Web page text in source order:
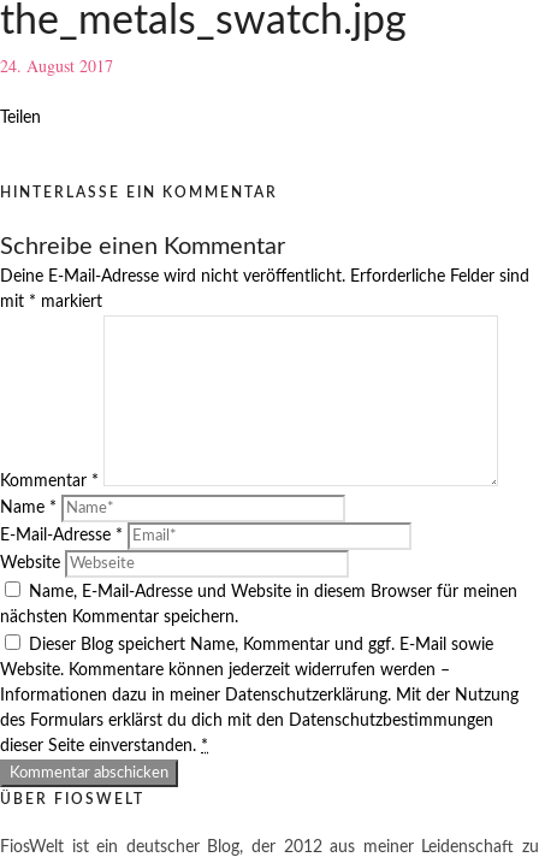
the_metals_swatch.jpg
24. August 2017
Teilen
HINTERLASSE EIN KOMMENTAR
Schreibe einen Kommentar
Deine E-Mail-Adresse wird nicht veröffentlicht. Erforderliche Felder sind
mit * markiert
Kommentar *
Name *
E-Mail-Adresse *
Website
Name, E-Mail-Adresse und Website in diesem Browser für meinen
nächsten Kommentar speichern.
Dieser Blog speichert Name, Kommentar und ggf. E-Mail sowie
Website. Kommentare können jederzeit widerrufen werden –
Informationen dazu in meiner Datenschutzerklärung. Mit der Nutzung
des Formulars erklärst du dich mit den Datenschutzbestimmungen
dieser Seite einverstanden. *
ÜBER FIOSWELT
FiosWelt ist ein deutscher Blog, der 2012 aus meiner Leidenschaft zu